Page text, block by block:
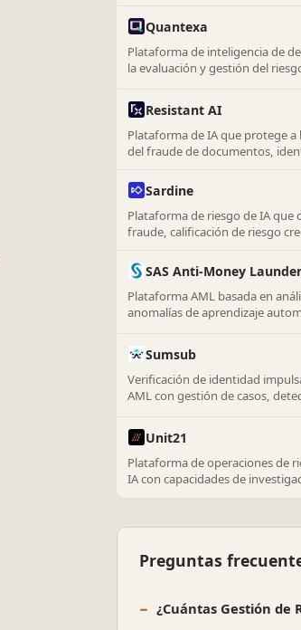
Quantexa
Plataforma de inteligencia de
la evaluación y gestión del
Resistant AI
Plataforma de IA que protege
del fraude de documentos,
Sardine
Plataforma de riesgo de IA que
fraude, calificación de riesgo
SAS Anti-Money
Plataforma AML basada en
anomalías de aprendizaje
Sumsub
Verificación de identidad
AML con gestión de casos,
Unit21
Plataforma de operaciones de
IA con capacidades de
Preguntas
¿Cuántas Gestión de